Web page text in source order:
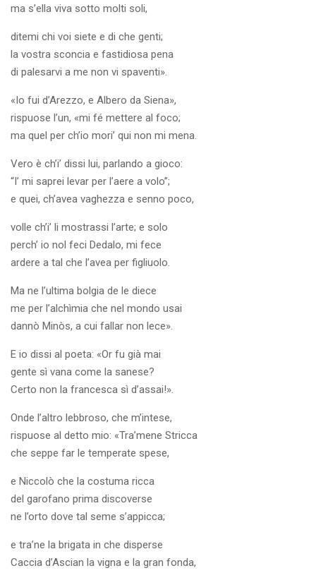
ma s’ella viva sotto molti soli,
ditemi chi voi siete e di che genti;
la vostra sconcia e fastidiosa pena
di palesarvi a me non vi spaventi».
«Io fui d’Arezzo, e Albero da Siena»,
rispuose l’un, «mi fé mettere al foco;
ma quel per ch’io mori’ qui non mi mena.
Vero è ch’i’ dissi lui, parlando a gioco:
“I’ mi saprei levar per l’aere a volo”;
e quei, ch’avea vaghezza e senno poco,
volle ch’i’ li mostrassi l’arte; e solo
perch’ io nol feci Dedalo, mi fece
ardere a tal che l’avea per figliuolo.
Ma ne l’ultima bolgia de le diece
me per l’alchìmia che nel mondo usai
dannò Minòs, a cui fallar non lece».
E io dissi al poeta: «Or fu già mai
gente sì vana come la sanese?
Certo non la francesca sì d’assai!».
Onde l’altro lebbroso, che m’intese,
rispuose al detto mio: «Tra’mene Stricca
che seppe far le temperate spese,
e Niccolò che la costuma ricca
del garofano prima discoverse
ne l’orto dove tal seme s’appicca;
e tra’ne la brigata in che disperse
Caccia d’Ascian la vigna e la gran fonda,